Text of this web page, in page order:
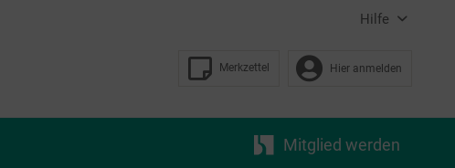
Hilfe
Merkzettel Hier anmelden
Mitglied werden